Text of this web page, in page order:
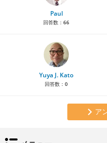
Paul
回答数： 66
Yuya J. Kato
回答数： 0
ア